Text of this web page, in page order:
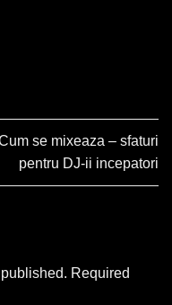
se mixeaza – sfaturi
pentru DJ-ii incepatori
Required